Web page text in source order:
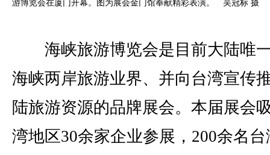
游博览会在厦门开幕。图为展会金门馆奉献精彩表演。 吴冠标 摄
海峡旅游博览会是目前大陆唯
海峡两岸旅游业界、并向台湾宣传
陆旅游资源的品牌展会。本届展会
湾地区30余家企业参展，200余名台